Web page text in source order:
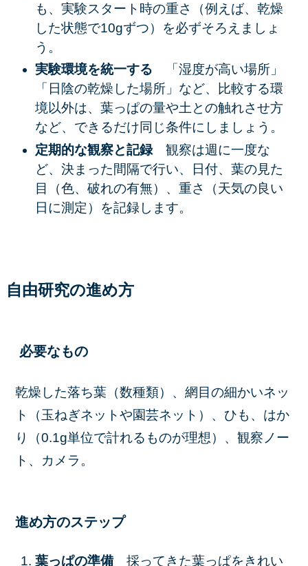
も、実験スタート時の重さ（例えば、乾燥
した状態で10gずつ）を必ずそろえましょ
う。
実験環境を統一する
「湿度が高い場所」
「日陰の乾燥した場所」など、比較する環
境以外は、葉っぱの量や土との触れさせ方
など、できるだけ同じ条件にしましょう。
定期的な観察と記録 観察は週に一度な
ど、 決まった間隔で行い、 日付、 葉の見た
目
（色、破れの有無）、 重さ
（天気の良い
日に測定）を記録します。
自由研究の進め方
必要なもの
乾燥した落ち葉（数種類）、網目の細かいネッ
ト（玉ねぎネットや園芸ネット）、ひも、はか
り（0.1g単位で計れるものが理想）、観察ノー
ト、カメラ。
進め方のステップ
葉っぱの準備 採ってきた葉っぱをきれい